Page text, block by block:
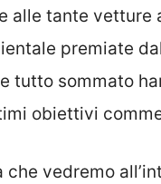
alle tante vetture
premiate
tutto sommato
obiettivi
che vedremo